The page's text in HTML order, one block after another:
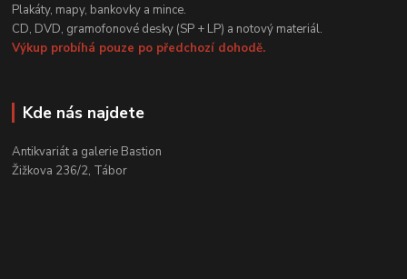
Plakáty, mapy, bankovky a mince.
CD, DVD, gramofonové desky (SP + LP) a notový materiál.
Výkup probíhá pouze po předchozí dohodě.
Kde nás najdete
Antikvariát a galerie Bastion
Žižkova 236/2, Tábor